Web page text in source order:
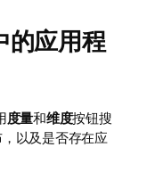
的应用程
度量和维度按钮搜
以及是否存在应